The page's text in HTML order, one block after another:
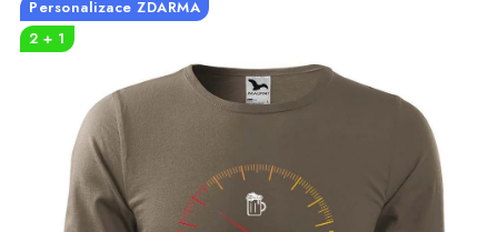
VLASTNÍ MOTIV
MIKINY
OKAMŽITĚ K ODBĚRU
Personalizace ZDARMA
2 + 1